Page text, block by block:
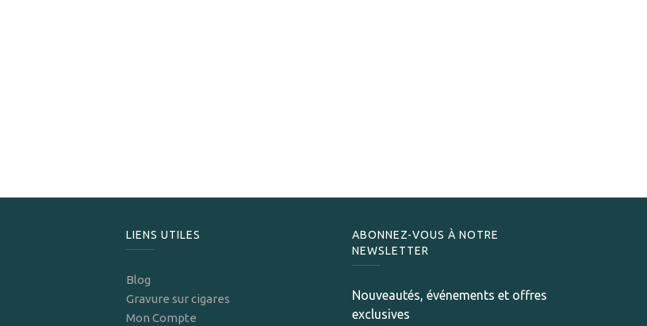
LIENS UTILES
Blog
Gravure sur cigares
Mon Compte
ABONNEZ-VOUS À NOTRE
NEWSLETTER
Nouveautés, événements et offres
exclusives